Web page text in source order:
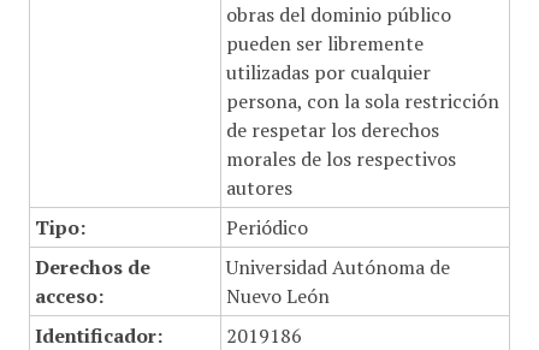
obras del dominio público
pueden ser libremente
utilizadas por cualquier
persona, con la sola restricción
de respetar los derechos
morales de los respectivos
autores
Tipo:
Periódico
Derechos de
acceso:
Universidad Autónoma de
Nuevo León
Identificador:
2019186